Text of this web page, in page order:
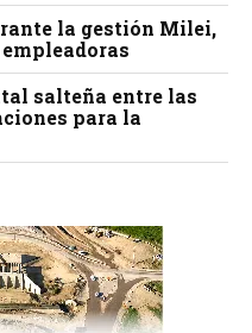
la gestión Milei,
salteña entre las
para la